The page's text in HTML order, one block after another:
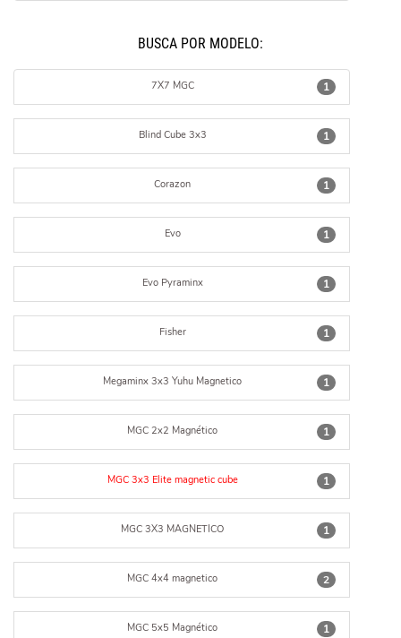
BUSCÁ POR MODELO:
1
7X7 MGC
1
Blind Cube 3x3
1
Corazon
1
Evo
1
Evo Pyraminx
1
Fisher
1
Megaminx 3x3 Yuhu Magnetico
1
MGC 2x2 Magnético
1
MGC 3x3 Elite magnetic cube
1
MGC 3X3 MAGNETICO
2
MGC 4x4 magnetico
1
MGC 5x5 Magnético